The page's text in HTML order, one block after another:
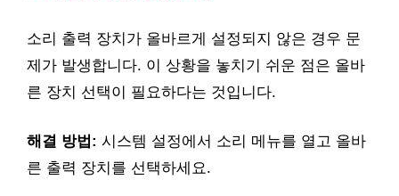
소리 출력 장치가 올바르게 설정되지 않은 경우 문
제가 발생합니다. 이 상황을 놓치기 쉬운 점은 올바
른 장치 선택이 필요하다는 것입니다.
해결 방법: 시스템 설정에서 소리 메뉴를 열고 올바
른 출력 장치를 선택하세요.